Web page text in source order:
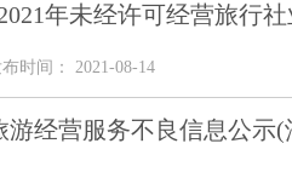
年未经许可经营旅行
时间： 2021-08-14
游经营服务不良信息公示(